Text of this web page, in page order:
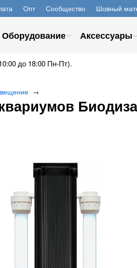
Опт Сообщество Шовный
Оборудование Аксессуары
до 18:00 Пн-Пт).
→